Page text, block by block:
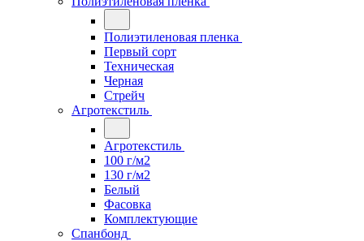
Полиэтиленовая пленка
Первый сорт
Техническая
Черная
Стрейч
Агротекстиль
Агротекстиль
100 г/м2
130 г/м2
Белый
Фасовка
Комплектующие
Спанбонд